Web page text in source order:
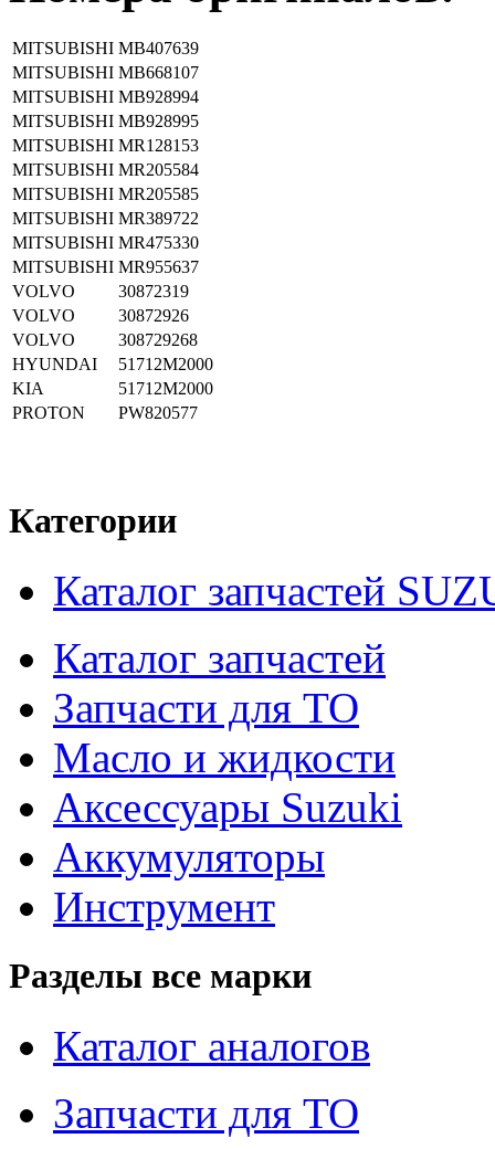
MITSUBISHI MB407639
MITSUBISHI MB668107
MITSUBISHI MB928994
MITSUBISHI MB928995
MITSUBISHI MR128153
MITSUBISHI MR205584
MITSUBISHI MR205585
MITSUBISHI MR389722
MITSUBISHI MR475330
MITSUBISHI MR955637
VOLVO
30872319
VOLVO
30872926
VOLVO
308729268
HYUNDAI
51712M2000
KIA
51712M2000
PROTON
PW820577
Категории
Каталог запчастей
Каталог запчастей
Запчасти для ТО
Масло и жидкости
Аксессуары Suzuki
Аккумуляторы
Инструмент
Разделы все марки
Каталог аналогов
Запчасти для ТО